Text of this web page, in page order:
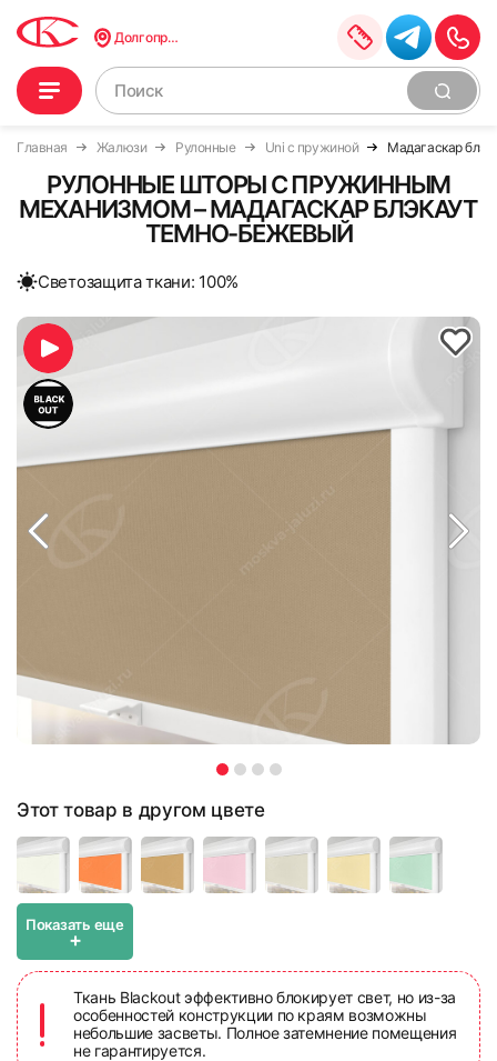
Долгопрудный
Главная Жалюзи Рулонные Uni с пружиной Мадагаскар
РУЛОННЫЕ ШТОРЫ С ПРУЖИННЫМ
МЕХАНИЗМОМ – МАДАГАСКАР БЛЭКАУТ
ТЕМНО-БЕЖЕВЫЙ
Cветозащита ткани: 100%
Этот товар в другом цвете
Показать еще
+
Ткань Blackout эффективно блокирует свет, но из-за
особенностей конструкции по краям возможны
небольшие засветы. Полное затемнение помещения
не гарантируется.